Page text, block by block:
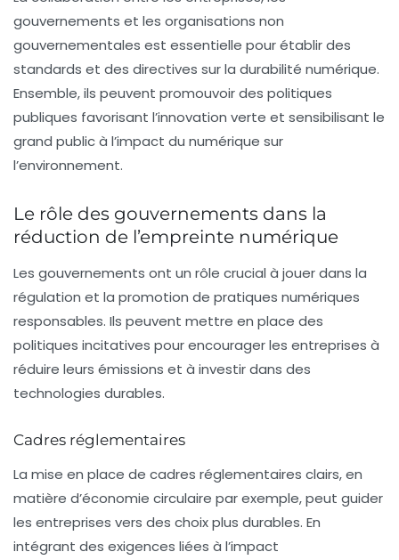
gouvernements et les organisations non
gouvernementales est essentielle pour établir des
standards et des directives sur la durabilité numérique.
Ensemble, ils peuvent promouvoir des politiques
publiques favorisant l’innovation verte et sensibilisant le
grand public à l’impact du numérique sur
l’environnement.
Le rôle des gouvernements dans la
réduction de l’empreinte numérique
Les gouvernements ont un rôle crucial à jouer dans la
régulation et la promotion de pratiques numériques
responsables. Ils peuvent mettre en place des
politiques incitatives pour encourager les entreprises à
réduire leurs émissions et à investir dans des
technologies durables.
Cadres réglementaires
La mise en place de cadres réglementaires clairs, en
matière d’économie circulaire par exemple, peut guider
les entreprises vers des choix plus durables. En
intégrant des exigences liées à l’impact